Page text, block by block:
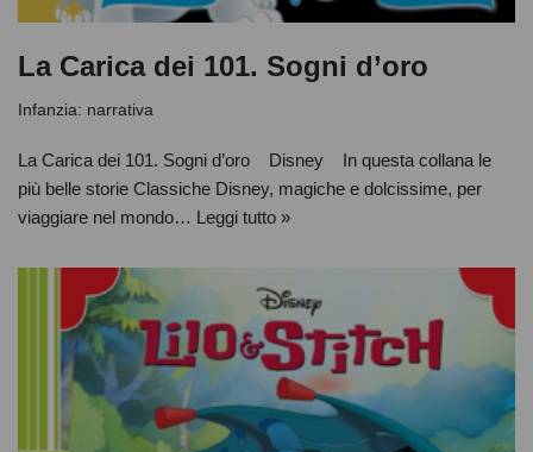
La Carica dei 101. Sogni d’oro
Infanzia: narrativa
La Carica dei 101. Sogni d’oro Disney In questa collana le
più belle storie Classiche Disney, magiche e dolcissime, per
viaggiare nel mondo… Leggi tutto »